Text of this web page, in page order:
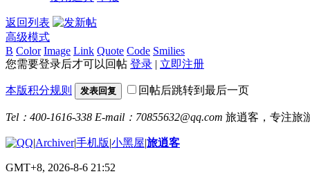
返回列表
高级模式
B Color Image Link Quote Code Smilies
您需要登录后才可以回帖 登录 | 立即注册
本版积分规则 发表回复 回帖后跳转到最后一页
Tel：400-1616-338 E-mail：70855632@qq.com 旅逍客，专注旅
|Archiver|手机版|小黑屋|旅逍客
GMT+8, 2026-8-6 21:52